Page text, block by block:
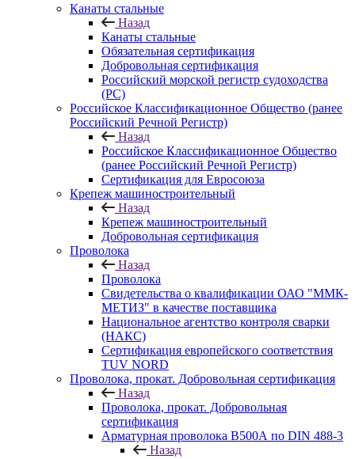
Канаты стальные
Назад
Канаты стальные
Обязательная сертификация
Добровольная сертификация
Российский морской регистр судоходства
(РС)
Российское Классификационное Общество (ранее
Российский Речной Регистр)
Назад
Российское Классификационное Общество
(ранее Российский Речной Регистр)
Сертификация для Евросоюза
Крепеж машиностроительный
Назад
Крепеж машиностроительный
Добровольная сертификация
Проволока
Назад
Проволока
Свидетельства о квалификации ОАО "ММК-
МЕТИЗ" в качестве поставщика
Национальное агентство контроля сварки
(НАКС)
Сертификация европейского соответствия
TUV NORD
Проволока, прокат. Добровольная сертификация
Назад
Проволока, прокат. Добровольная
сертификация
Арматурная проволока В500А по DIN 488-3
Назад